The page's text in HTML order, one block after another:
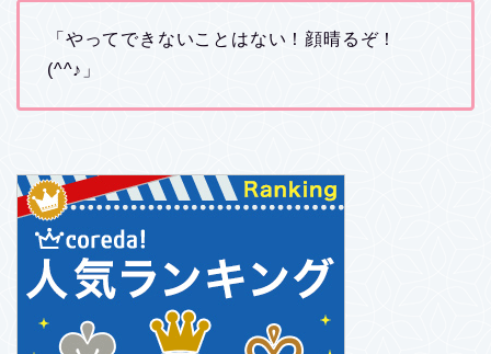
「やってできないことはない！顔晴るぞ！
(^^♪」